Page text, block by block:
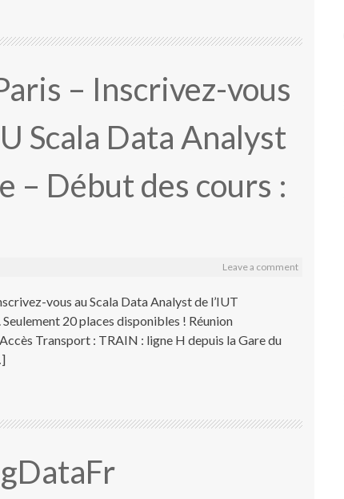
– Inscrivez-vous
Scala Data Analyst
– Début des cours :
Leave a comment
vous au Scala Data Analyst de l’IUT
20 places disponibles ! Réunion
Transport : TRAIN : ligne H depuis la Gare du